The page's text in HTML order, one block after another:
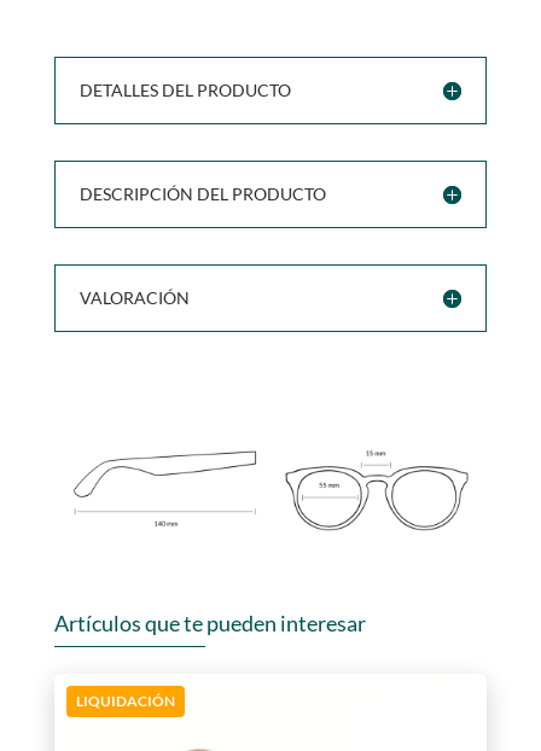
DETALLES DEL PRODUCTO
DESCRIPCIÓN DEL PRODUCTO
VALORACIÓN
Artículos que te pueden interesar
LIQUIDACIÓN